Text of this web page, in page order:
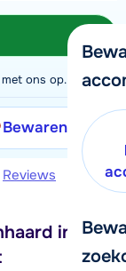
met ons op.
Bewaren
Reviews Extra
in